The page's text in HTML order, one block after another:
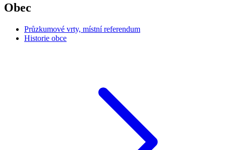
Obec
Průzkumové vrty, místní referendum
Historie obce